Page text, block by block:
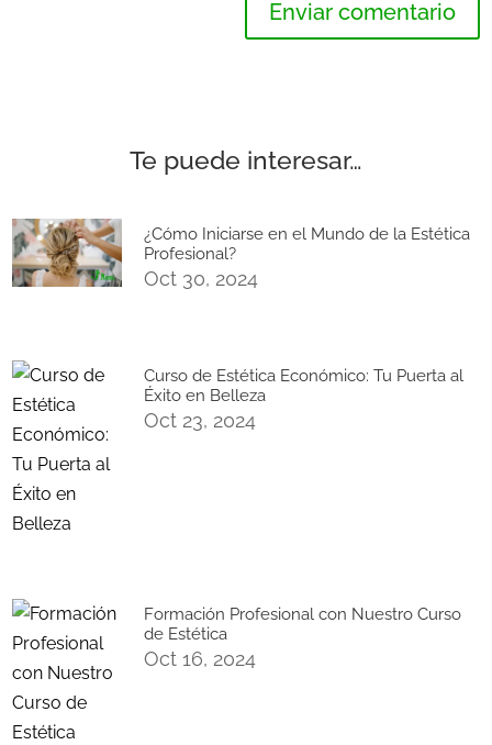
Enviar comentario
Te puede interesar…
¿Cómo Iniciarse en el Mundo de la Estética
Profesional?
Oct 30, 2024
Curso de Estética Económico: Tu Puerta al
Éxito en Belleza
Oct 23, 2024
Formación Profesional con Nuestro Curso
de Estética
Oct 16, 2024